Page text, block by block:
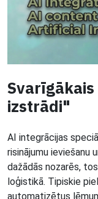
izstrādi"
AI integrācijas
risinājumu ieviešanu
dažādās nozarēs,
loģistikā. Tipiskie
automatizētus